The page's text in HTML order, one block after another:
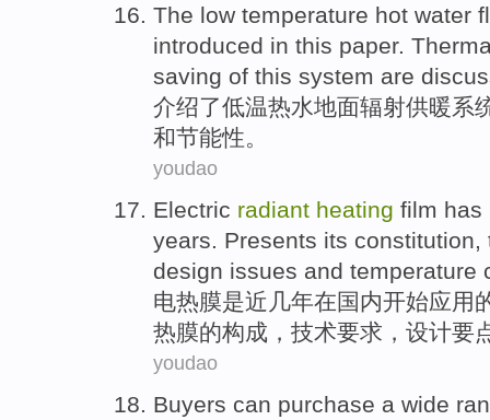
The low temperature hot water
introduced in this paper.
saving of this system are
介绍了低温热水地面辐射供暖系
和节能性。
youdao
Electric radiant heating film
years. Presents its constitution,
design issues and temperature
电热膜是近几年在国内开始应用
热膜的构成 ， 技术要求 ， 设计要
youdao
Buyers can purchase a wide